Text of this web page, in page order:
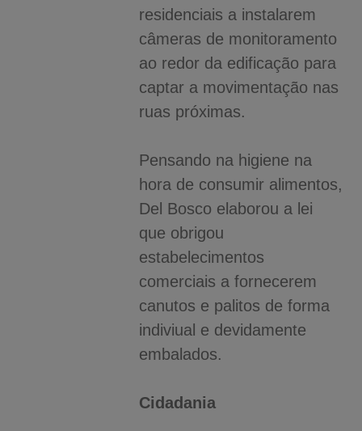
residenciais a instalarem
câmeras de monitoramento
ao redor da edificação para
captar a movimentação nas
ruas próximas.
Pensando na higiene na
hora de consumir alimentos,
Del Bosco elaborou a lei
que obrigou
estabelecimentos
comerciais a fornecerem
canutos e palitos de forma
indiviual e devidamente
embalados.
Cidadania